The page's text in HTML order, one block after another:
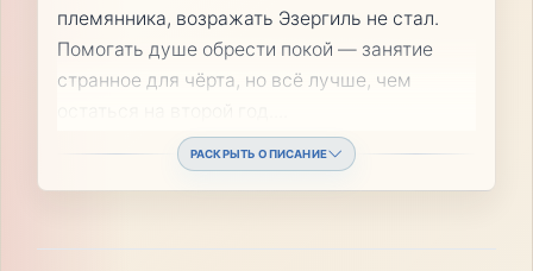
племянника, возражать Эзергиль не стал.
Помогать душе обрести покой — занятие
странное для чёрта, но всё лучше, чем
РАСКРЫТЬ ОПИСАНИЕ